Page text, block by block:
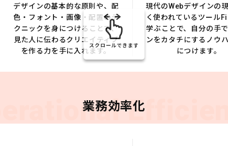
デザインの基本的な原則や、配
色・フォント・画像・配置のテ
クニックを身につけることで、
見た人に伝わるクリエイティブ
を作る力を手に入れます。
現代のWebデザインの
く使われているツール
学ぶことで、自分の手
ンをカタチにするノウ
につけます。
スクロールできます
業務効率化